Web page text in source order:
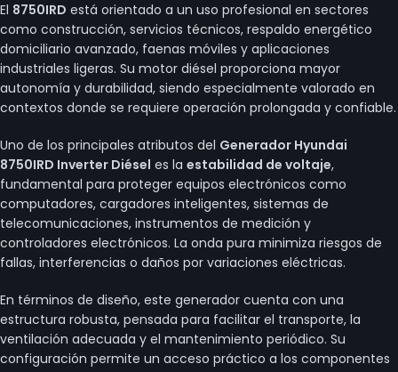
El 8750IRD está orientado a un uso profesional en sectores
como construcción, servicios técnicos, respaldo energético
domiciliario avanzado, faenas móviles y aplicaciones
industriales ligeras. Su motor diésel proporciona mayor
autonomía y durabilidad, siendo especialmente valorado en
contextos donde se requiere operación prolongada y confiable.
Uno de los principales atributos del Generador Hyundai
8750IRD Inverter Diésel es la estabilidad de voltaje,
fundamental para proteger equipos electrónicos como
computadores, cargadores inteligentes, sistemas de
telecomunicaciones, instrumentos de medición y
controladores electrónicos. La onda pura minimiza riesgos de
fallas, interferencias o daños por variaciones eléctricas.
En términos de diseño, este generador cuenta con una
estructura robusta, pensada para facilitar el transporte, la
ventilación adecuada y el mantenimiento periódico. Su
configuración permite un acceso práctico a los componentes